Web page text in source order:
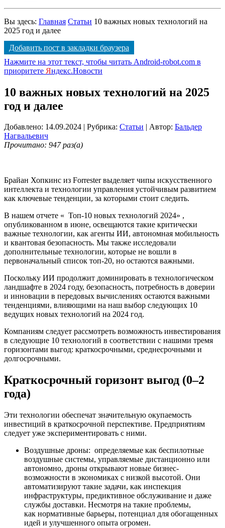
Вы здесь: Главная Статьи 10 важных новых технологий на
2025 год и далее
Добавить пост в закладки браузера
Нажмите на этот текст, чтобы читать Android-robot.com в
приоритете Яндекс.Новости
10 важных новых технологий на 2025
год и далее
Добавлено: 14.09.2024 | Рубрика: Статьи | Автор: Бальдер
Нагвальевич
Прочитано: 947 раз(а)
Брайан Хопкинс из Forrester выделяет чипы искусственного
интеллекта и технологии управления устойчивым развитием
как ключевые тенденции, за которыми стоит следить.
В нашем отчете « Топ-10 новых технологий 2024» ,
опубликованном в июне, освещаются такие критически
важные технологии, как агенты ИИ, автономная мобильность
и квантовая безопасность. Мы также исследовали
дополнительные технологии, которые не вошли в
первоначальный список топ-20, но остаются важными.
Поскольку ИИ продолжит доминировать в технологическом
ландшафте в 2024 году, безопасность, потребность в доверии
и инновации в передовых вычислениях остаются важными
тенденциями, влияющими на наш выбор следующих 10
ведущих новых технологий на 2024 год.
Компаниям следует рассмотреть возможность инвестирования
в следующие 10 технологий в соответствии с нашими тремя
горизонтами выгод: краткосрочными, среднесрочными и
долгосрочными.
Краткосрочный горизонт выгод (0–2
года)
Эти технологии обеспечат значительную окупаемость
инвестиций в краткосрочной перспективе. Предприятиям
следует уже экспериментировать с ними.
Воздушные дроны: определяемые как беспилотные
воздушные системы, управляемые дистанционно или
автономно, дроны открывают новые бизнес-
возможности в экономиках с низкой высотой. Они
автоматизируют такие задачи, как инспекция
инфраструктуры, предиктивное обслуживание и даже
службы доставки. Несмотря на такие проблемы,
как нормативные барьеры, потенциал для обогащенных
идей и улучшенного опыта огромен.